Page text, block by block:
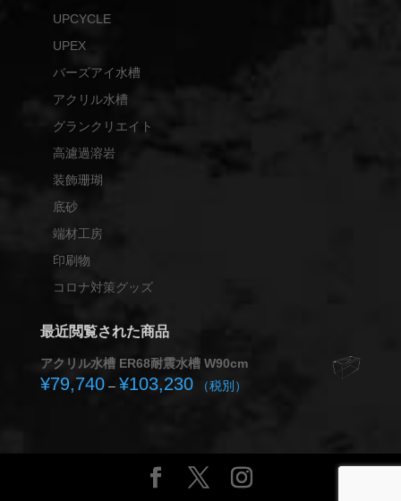
UPCYCLE
UPEX
バーズアイ水槽
アクリル水槽
グランクリエイト
高濾過溶岩
装飾珊瑚
底砂
端材工房
印刷物
コロナ対策グッズ
最近閲覧された商品
アクリル水槽 ER68耐震水槽 W90cm
¥79,740 – ¥103,230価
–
¥103,230
（税別）